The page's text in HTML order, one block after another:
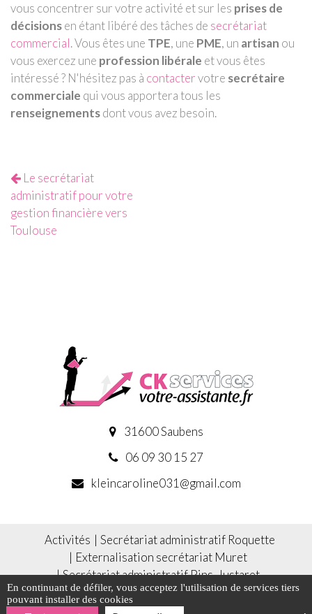
vous concentrer sur votre activité et sur les prises de
décisionsen étant libéré des tâches de secrétariat
commercial. Vous êtes une TPE, une PME, un artisan ou
vous exercez une profession libérale et vous êtes
intéressé ? N'hésitez pas à contactervotre secrétaire
commerciale qui vous apportera tous les
renseignementsdont vous avez besoin.
Le secrétariat
administratif pour votre
gestion financière vers
Toulouse
31600 Saubens
06 09 30 15 27
kleincaroline031@gmail.com
Activités
Secrétariat administratif Roquette
Externalisation secrétariat Muret
Secrétariat administratif Pins-Justaret
Secrétaire commerciale Saubens
Secrétaire à distance Roquette
En continuant de défiler, vous acceptez l'utilisation de services tiers
pouvant installer des cookies